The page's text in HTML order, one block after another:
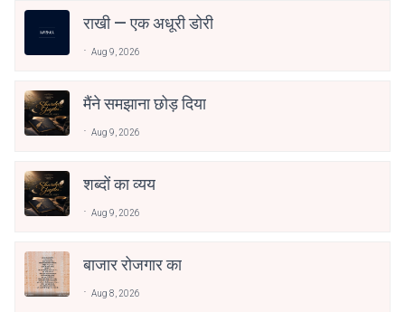
राखी — एक अधूरी डोरी
Aug 9, 2026
मैंने समझाना छोड़ दिया
Aug 9, 2026
शब्दों का व्यय
Aug 9, 2026
बाजार रोजगार का
Aug 8, 2026